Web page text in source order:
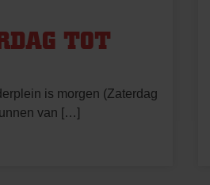
TOT
is morgen (Zaterdag
van […]